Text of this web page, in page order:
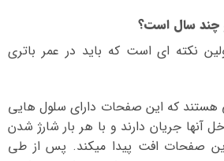
چند سال است؟
نکته ای است که باید در عمر باتری
هستند که این صفحات دارای سلول هایی
آنها جریان دارند و با هر بار شارژ شدن
صفحات افت پیدا میکند. پس از طی